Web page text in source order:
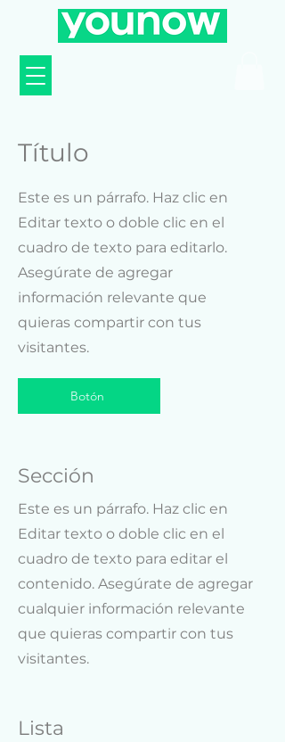
Título
Este es un párrafo. Haz clic en
Editar texto o doble clic en el
cuadro de texto para editarlo.
Asegúrate de agregar
información relevante que
quieras compartir con tus
visitantes.
Botón
Sección
Este es un párrafo. Haz clic en
Editar texto o doble clic en el
cuadro de texto para editar el
contenido. Asegúrate de agregar
cualquier información relevante
que quieras compartir con tus
visitantes.
Lista